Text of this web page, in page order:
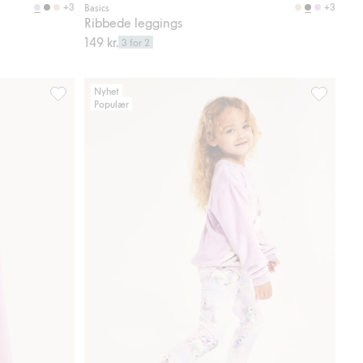
+3 Basics +3
Ribbede leggings
149 kr. 3 for 2
Utsvingte joggebukser i velur, Legg til i favoriter
Nyhet
Populær